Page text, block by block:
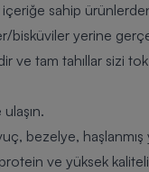
sahip
bisküviler yerine
ve tam tahıllar sizi
bezelye,
ve yüksek